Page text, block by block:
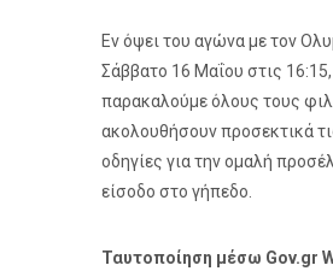
Εν όψει του αγώνα με τον
Σάββατο 16 Μαΐου στις 16:15,
παρακαλούμε όλους τους
ακολουθήσουν προσεκτικά
οδηγίες για την ομαλή
είσοδο στο γήπεδο.
Ταυτοποίηση μέσω Gov.gr